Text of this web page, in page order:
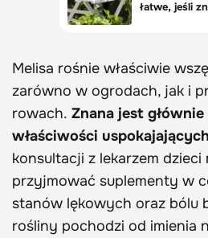
Melisa rośnie właściwie
zarówno w ogrodach, jak i
rowach. Znana jest
właściwości
konsultacji z lekarzem dzieci
przyjmować suplementy w
stanów lękowych oraz bólu
rośliny pochodzi od imienia